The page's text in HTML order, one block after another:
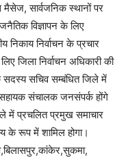
सार्वजनिक स्थानों पर
विज्ञापन के लिए
निकाय निर्वाचन के प्रचार
जिला निर्वाचन अधिकारी की
सदस्य सचिव सम्बंधित जिले में
संचालक जनसंपर्क होंगे
में प्रचलित प्रमुख समाचार
के रूप में शामिल होगा।